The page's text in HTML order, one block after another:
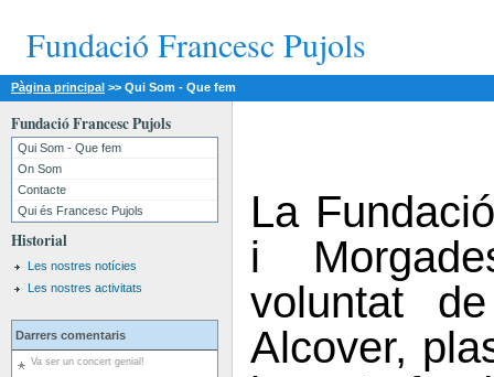
Fundació Francesc Pujols
Pàgina principal >> Qui Som - Que fem
Fundació Francesc Pujols
Qui Som - Que fem
On Som
Contacte
Qui és Francesc Pujols
Historial
Les nostres notícies
Les nostres activitats
Darrers comentaris
Va ser un concert genial!
La
i
voluntat
Alcover,